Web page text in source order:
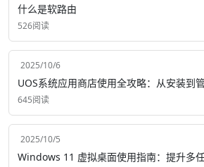
什么是软路由
526阅读
2025/10/6
UOS系统应用商店使用全攻略：从安装到
645阅读
2025/10/5
Windows 11 虚拟桌面使用指南：提升多